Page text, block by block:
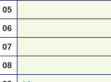
05
06
07
08